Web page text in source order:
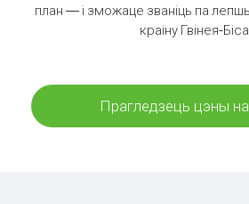
план — і зможаце званіць па
краіну Гвінея-
Прагледзець цэны на